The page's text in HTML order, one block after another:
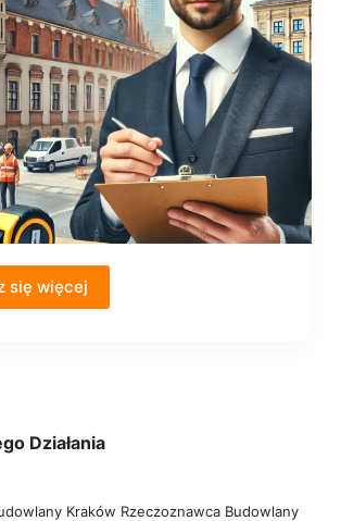
się więcej
Działania
Kraków Rzeczoznawca Budowlany